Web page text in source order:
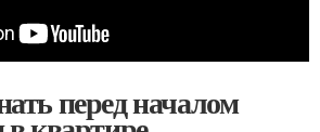
перед началом